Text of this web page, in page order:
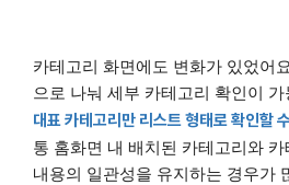
카테고리 화면에도 변화가 있었어
으로 나눠 세부 카테고리 확인이
대표 카테고리만 리스트 형태로 확인할
통 홈화면 내 배치된 카테고리와
내용의 일관성을 유지하는 경우가